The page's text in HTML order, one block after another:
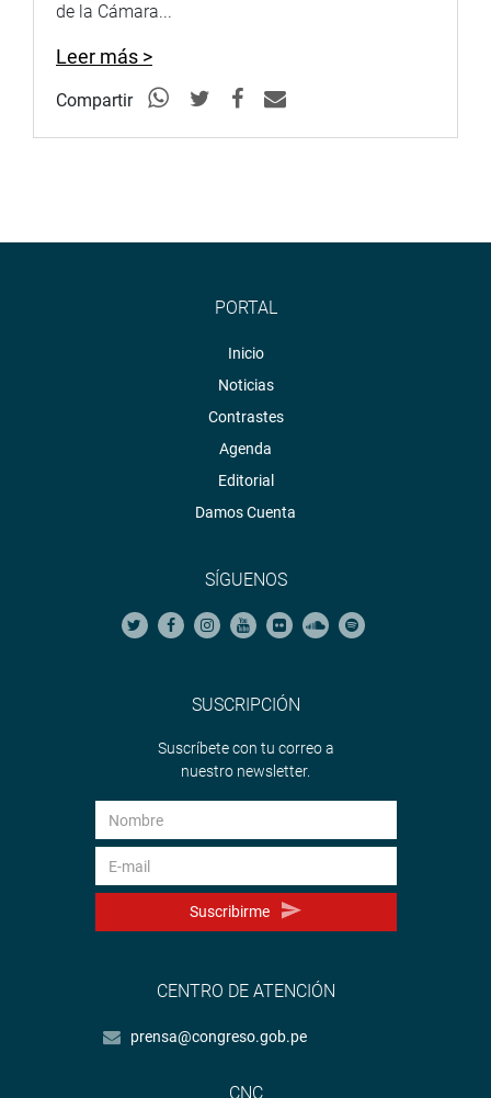
de la Cámara...
Leer más >
Compartir
PORTAL
Inicio
Noticias
Contrastes
Agenda
Editorial
Damos Cuenta
SÍGUENOS
SUSCRIPCIÓN
Suscríbete con tu correo a
nuestro newsletter.
Suscribirme
CENTRO DE ATENCIÓN
prensa@congreso.gob.pe
CNC